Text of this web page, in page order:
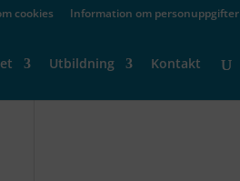
cookies Information om personuppgifter
Utbildning Kontakt